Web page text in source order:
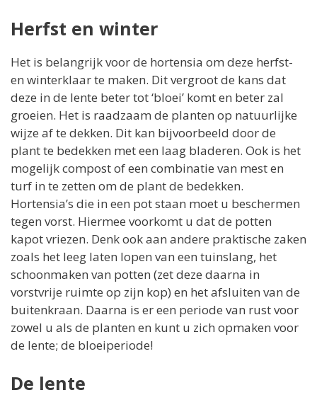
Herfst en winter
Het is belangrijk voor de hortensia om deze herfst-
en winterklaar te maken. Dit vergroot de kans dat
deze in de lente beter tot ‘bloei’ komt en beter zal
groeien. Het is raadzaam de planten op natuurlijke
wijze af te dekken. Dit kan bijvoorbeeld door de
plant te bedekken met een laag bladeren. Ook is het
mogelijk compost of een combinatie van mest en
turf in te zetten om de plant de bedekken.
Hortensia’s die in een pot staan moet u beschermen
tegen vorst. Hiermee voorkomt u dat de potten
kapot vriezen. Denk ook aan andere praktische zaken
zoals het leeg laten lopen van een tuinslang, het
schoonmaken van potten (zet deze daarna in
vorstvrije ruimte op zijn kop) en het afsluiten van de
buitenkraan. Daarna is er een periode van rust voor
zowel u als de planten en kunt u zich opmaken voor
de lente; de bloeiperiode!
De lente